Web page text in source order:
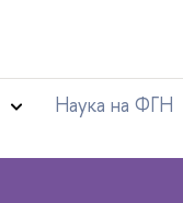
Наука на ФГН